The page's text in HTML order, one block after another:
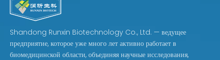
Shandong Runxin Biotechnology Co., Ltd. — ведущее
предприятие, которое уже много лет активно работает в
биомедицинской области, объединяя научные исследования,